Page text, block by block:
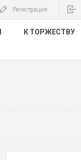
Регистрация
К ТОРЖЕСТВУ